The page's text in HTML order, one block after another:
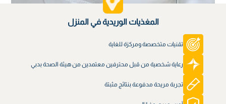
المغذيات الوريدية في المنزل
تقنيات متخصصة ومركزة للغاية
رعاية شخصية من قبل محترفين معتمدين من هيئة الصحة بدبي
تجربة مريحة مدفوعة بنتائج مثبتة